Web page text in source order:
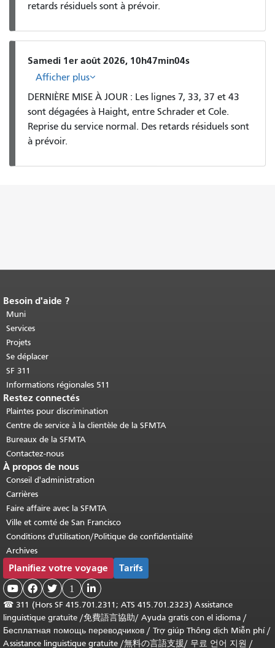
retards résiduels sont à prévoir.
Samedi 1er août 2026, 10h47min04s
Afficher plus
DERNIÈRE MISE À JOUR : Les lignes 7, 33, 37 et 43
sont dégagées à Haight, entre Schrader et Cole.
Reprise du service normal. Des retards résiduels sont
à prévoir.
Fin du contenu de la page.
cette page se répète sur chaque page.
Retour au haut du contenu principal
Besoin d'aide ?
Muni
Services
Projets
Se déplacer
SF 311
Informations régionales 511
Restez connectés
Plaintes pour discrimination
Centre de service à la clientèle de la SFMTA
Bureaux de la SFMTA
Contactez-nous
À propos de nous
Conseil d'administration
Carrières
Faire affaire avec la SFMTA
Ville et comté de San Francisco
Conditions d'utilisation/Politique de confidentialité
Archives
Planifiez votre voyage Tarifs
   1 
☎ 311 (Hors SF 415.701.2311; ATS 415.701.2323) Assistance
linguistique gratuite /免費語言協助/ Ayuda gratis con el idioma /
Бесплатная помощь переводчиков / Trợ giúp Thông dịch Miễn phí/
Assistance linguistique gratuite /無料の言語支援/ 무료 언어 지원 /